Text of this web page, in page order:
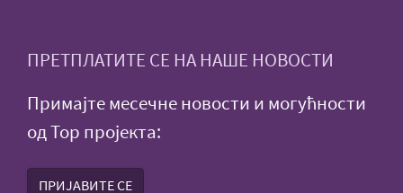
ПРЕТПЛАТИТЕ СЕ НА НАШЕ НОВОСТИ
Примајте месечне новости и могућности
од Тор пројекта:
ПРИЈАВИТЕ СЕ